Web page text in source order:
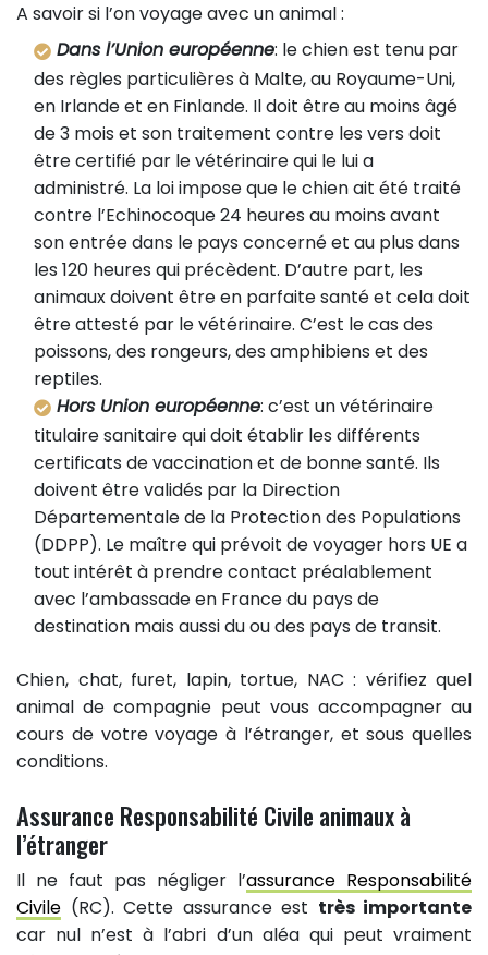
A savoir si l’on voyage avec un animal :
Dans l’Union européenne: le chien est tenu par
des règles particulières à Malte, au Royaume-Uni,
en Irlande et en Finlande. Il doit être au moins âgé
de 3 mois et son traitement contre les vers doit
être certifié par le vétérinaire qui le lui a
administré. La loi impose que le chien ait été traité
contre l’Echinocoque 24 heures au moins avant
son entrée dans le pays concerné et au plus dans
les 120 heures qui précèdent. D’autre part, les
animaux doivent être en parfaite santé et cela doit
être attesté par le vétérinaire. C’est le cas des
poissons, des rongeurs, des amphibiens et des
reptiles.
Hors Union européenne: c’est un vétérinaire
titulaire sanitaire qui doit établir les différents
certificats de vaccination et de bonne santé. Ils
doivent être validés par la Direction
Départementale de la Protection des Populations
(DDPP). Le maître qui prévoit de voyager hors UE a
tout intérêt à prendre contact préalablement
avec l’ambassade en France du pays de
destination mais aussi du ou des pays de transit.
Chien, chat, furet, lapin, tortue, NAC : vérifiez quel
animal de compagnie peut vous accompagner au
cours de votre voyage à l’étranger, et sous quelles
conditions.
Assurance Responsabilité Civile animaux à
l’étranger
Il ne faut pas négliger l’assurance Responsabilité
Civile (RC). Cette assurance est très importante
car nul n’est à l’abri d’un aléa qui peut vraiment